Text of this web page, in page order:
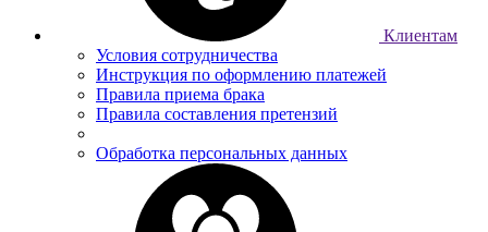
Клиентам
Условия сотрудничества
Инструкция по оформлению платежей
Правила приема брака
Правила составления претензий
Обработка персональных данных